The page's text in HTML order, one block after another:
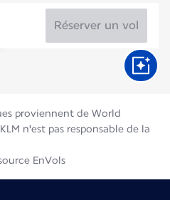
Réserver un vol
proviennent de World
n'est pas responsable de la
EnVols